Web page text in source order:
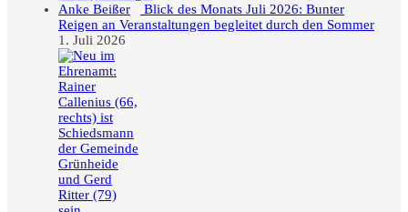
Blick des Monats Juli 2026: Bunter
Reigen an Veranstaltungen begleitet durch den Sommer
1. Juli 2026